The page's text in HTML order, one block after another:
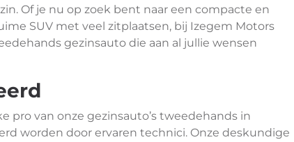
Of je nu op zoek bent naar een compacte en
SUV met veel zitplaatsen, bij Izegem Motors
gezinsauto die aan al jullie wensen
pro van onze gezinsauto’s tweedehands in
worden door ervaren technici. Onze deskundige